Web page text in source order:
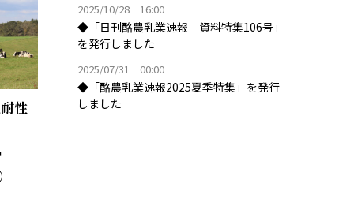
性
2025/10/28 16:00
◆「日刊酪農乳業速報 資料特集106号」
を発行しました
2025/07/31 00:00
◆「酪農乳業速報2025夏季特集」を発行
しました